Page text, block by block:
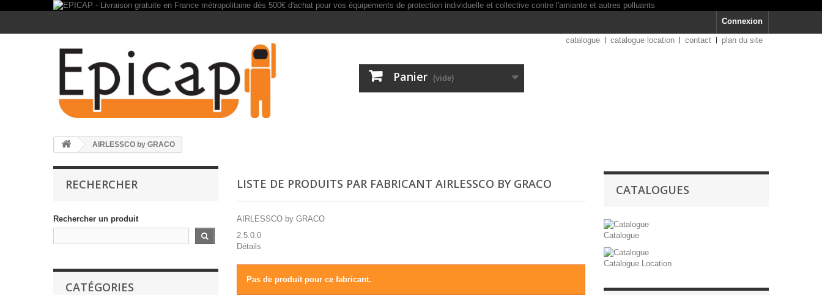
Connexion
catalogue catalogue location contact plan du site
Panier (vide)
AIRLESSCO by GRACO
RECHERCHER
Rechercher un produit
CATÉGORIES
LISTE DE PRODUITS PAR FABRICANT AIRLESSCO BY GRACO
AIRLESSCO by GRACO
2.5.0.0
Détails
Pas de produit pour ce fabricant.
CATALOGUES
Catalogue
Catalogue Location